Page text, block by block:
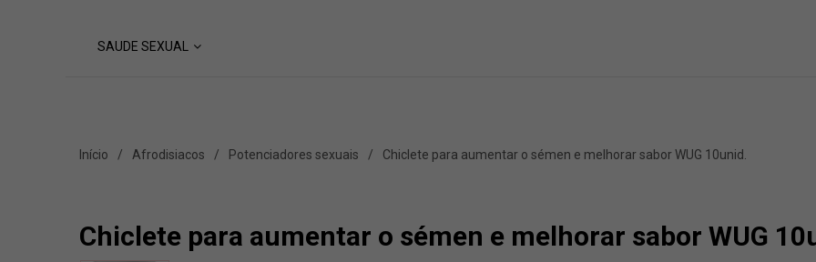
SAUDE SEXUAL
Início Afrodisiacos Potenciadores sexuais Chiclete para aumentar o sémen e melhorar sabor WUG 10unid.
Chiclete para aumentar o sémen e melhorar sabor WUG